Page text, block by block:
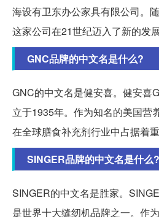
海设有卫东办公家具有限公司。
这家公司在21世纪迈入了新的发展
GNC品牌的中文名是什么?
GNC的中文名是健安喜。健安喜
立于1935年。作为知名的美国营
在全球膳食补充剂行业中占据着重
SINGER品牌的中文名是什么?
SINGER的中文名是胜家。
是世界十大缝纫机品牌之一。作